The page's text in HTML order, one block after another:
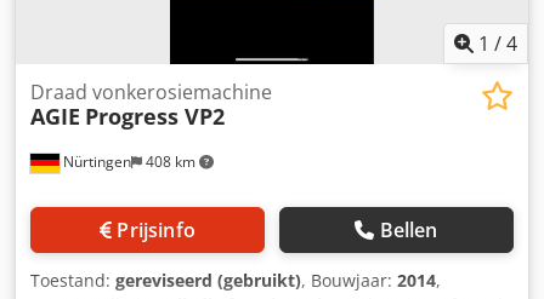
hoogste bod wordt geaccepteerd of niet. Wij zullen u
hiervan tijdig op de hoogte stellen. Cjdpfx Abszk Ihzsnsha
1 /4
Nürtingen 408 km
Draad vonkerosiemachine
AGIE Progress VP2
Prijsinfo Bellen
Toestand: gereviseerd (gebruikt), Bouwjaar: 2014,